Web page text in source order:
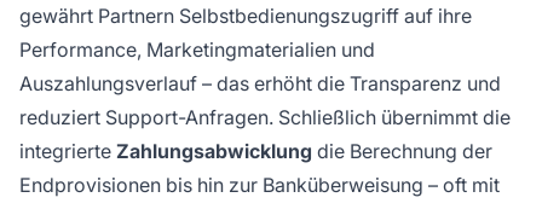
gewährt Partnern Selbstbedienungszugriff auf ihre
Performance, Marketingmaterialien und
Auszahlungsverlauf – das erhöht die Transparenz und
reduziert Support-Anfragen. Schließlich übernimmt die
integrierte Zahlungsabwicklung die Berechnung der
Endprovisionen bis hin zur Banküberweisung – oft mit